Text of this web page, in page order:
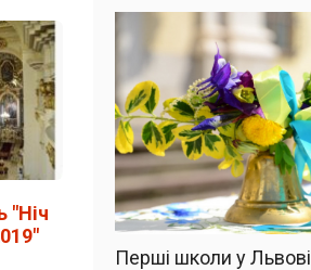
"Ніч
Перші школи у Львові